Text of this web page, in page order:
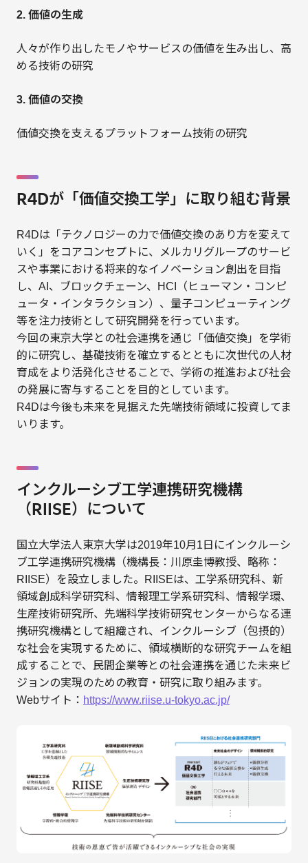
2. 価値の生成
人々が作り出したモノやサービスの価値を生み出し、高
める技術の研究
3. 価値の交換
価値交換を支えるプラットフォーム技術の研究
R4Dが「価値交換工学」に取り組む背景
R4Dは「テクノロジーの力で価値交換のあり方を変えて
いく」をコアコンセプトに、メルカリグループのサービ
スや事業における将来的なイノベーション創出を目指
し、AI、ブロックチェーン、HCI（ヒューマン・コンピ
ュータ・インタラクション）、量子コンピューティング
等を注力技術として研究開発を行っています。
今回の東京大学との社会連携を通じ「価値交換」を学術
的に研究し、基礎技術を確立するとともに次世代の人材
育成をより活発化させることで、学術の推進および社会
の発展に寄与することを目的としています。
R4Dは今後も未来を見据えた先端技術領域に投資してま
いります。
インクルーシブ工学連携研究機構
（RIISE）について
国立大学法人東京大学は2019年10月1日にインクルーシ
ブ工学連携研究機構（機構長：川原圭博教授、略称：
RIISE）を設立しました。RIISEは、工学系研究科、新
領域創成科学研究科、情報理工学系研究科、情報学環、
生産技術研究所、先端科学技術研究センターからなる連
携研究機構として組織され、インクルーシブ（包摂的）
な社会を実現するために、領域横断的な研究チームを組
成することで、民間企業等との社会連携を通じた未来ビ
ジョンの実現のための教育・研究に取り組みます。
Webサイト： https://www.riise.u-tokyo.ac.jp/